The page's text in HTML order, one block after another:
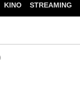
KINO STREAMING